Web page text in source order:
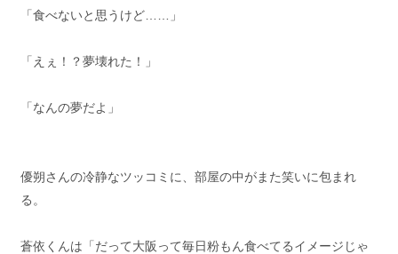
「食べないと思うけど……」
「えぇ！？夢壊れた！」
「なんの夢だよ」
優朔さんの冷静なツッコミに、部屋の中がまた笑いに包まれ
る。
蒼依くんは「だって大阪って毎日粉もん食べてるイメージじゃ